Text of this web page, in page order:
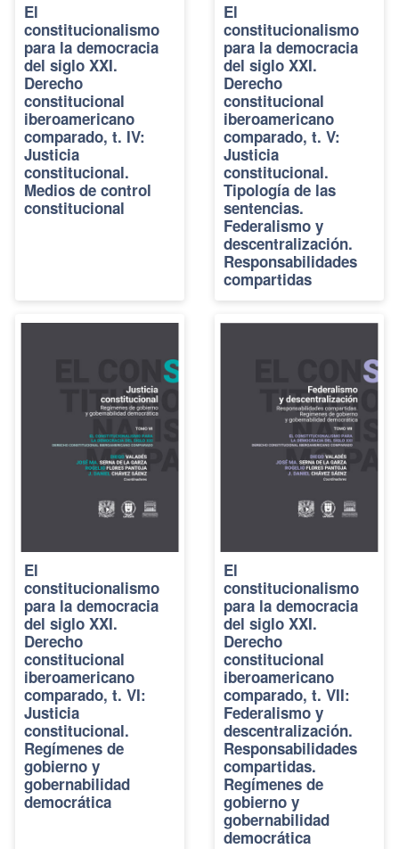
El
constitucionalismo
para la democracia
del siglo XXI.
Derecho
constitucional
iberoamericano
comparado, t. IV:
Justicia
constitucional.
Medios de control
constitucional
El
constitucionalismo
para la democracia
del siglo XXI.
Derecho
constitucional
iberoamericano
comparado, t. V:
Justicia
constitucional.
Tipología de las
sentencias.
Federalismo y
descentralización.
Responsabilidades
compartidas
El
constitucionalismo
para la democracia
del siglo XXI.
Derecho
constitucional
iberoamericano
comparado, t. VI:
Justicia
constitucional.
Regímenes de
gobierno y
gobernabilidad
democrática
El
constitucionalismo
para la democracia
del siglo XXI.
Derecho
constitucional
iberoamericano
comparado, t. VII:
Federalismo y
descentralización.
Responsabilidades
compartidas.
Regímenes de
gobierno y
gobernabilidad
democrática